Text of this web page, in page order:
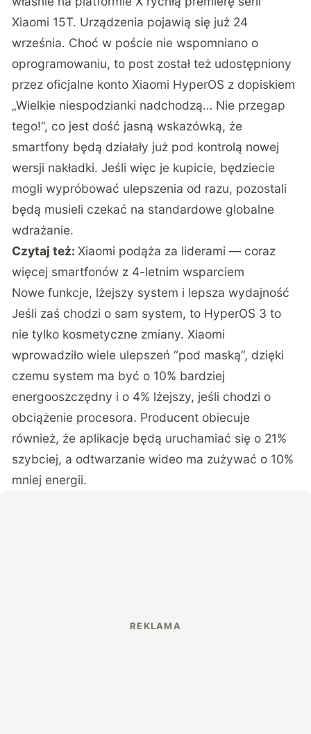
Xiaomi 15T. Urządzenia pojawią się już 24
września. Choć w poście nie wspomniano o
oprogramowaniu, to post został też udostępniony
przez oficjalne kontoXiaomi HyperOS z dopiskiem
„Wielkie niespodzianki nadchodzą… Nie przegap
tego!”, co jest dość jasną wskazówką, że
smartfony będą działały już pod kontrolą nowej
wersji nakładki. Jeśli więc je kupicie, będziecie
mogli wypróbować ulepszenia od razu, pozostali
będą musieli czekać na standardowe globalne
wdrażanie.
Czytaj też:Xiaomi podąża za liderami — coraz
więcej smartfonów z 4-letnim wsparciem
Nowe funkcje, lżejszy system i lepsza wydajność
Jeśli zaś chodzi o sam system, to HyperOS 3 to
nie tylko kosmetyczne zmiany. Xiaomi
wprowadziło wiele ulepszeń “pod maską”, dzięki
czemu system ma być o 10% bardziej
energooszczędny i o 4% lżejszy, jeśli chodzi o
obciążenie procesora. Producent obiecuje
również, że aplikacje będą uruchamiać się o 21%
szybciej, a odtwarzanie wideo ma zużywać o 10%
mniej energii.